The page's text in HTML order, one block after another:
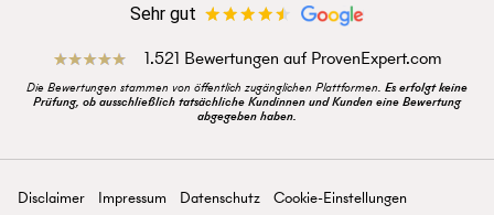
Sehr gut
1.521 Bewertungen auf ProvenExpert.com
Die Bewertungen stammen von öffentlich zugänglichen Plattformen. Es erfolgt keine
Prüfung, ob ausschließlich tatsächliche Kundinnen und Kunden eine Bewertung
abgegeben haben.
Disclaimer Impressum Datenschutz Cookie-Einstellungen